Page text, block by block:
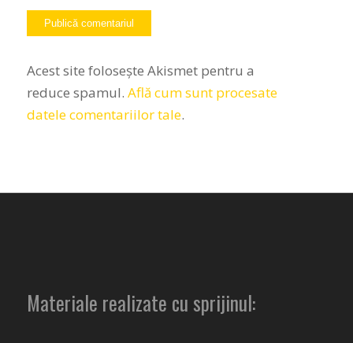
Acest site folosește Akismet pentru a
reduce spamul. Află cum sunt procesate
datele comentariilor tale.
Materiale realizate cu sprijinul: